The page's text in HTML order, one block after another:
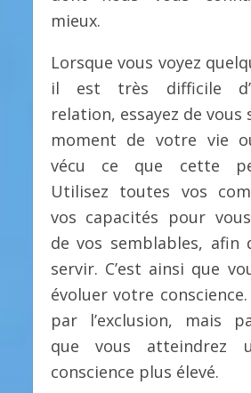
mieux.
Lorsque vous voyez
il est très difficile
relation, essayez de vous
moment de votre vie
vécu ce que cette
Utilisez toutes vos
vos capacités pour
de vos semblables, afin
servir. C’est ainsi que
évoluer votre conscience.
par l’exclusion, mais
que vous atteindrez
conscience plus élevé.